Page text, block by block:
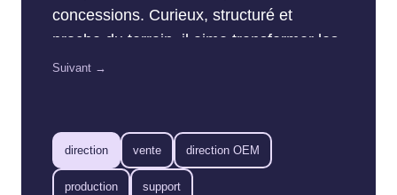
concessions. Curieux, structuré et
proche du terrain, il aime transformer les
données en actions simples pour les
le maximum du web… sans compliquer
la vie de personne.
Suivant →
direction vente direction OEM
production support